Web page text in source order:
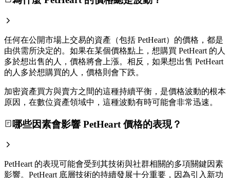
任何在公開市場上交易的資產（包括 PetHeart）的價格，都是
由供需所決定的。如果在某個價格點上，想購買 PetHeart 的人
多於想出售的人，價格將會上漲。相反，如果想出售 PetHeart
的人多於想購買的人，價格則會下跌。
加密資產買方與賣方之間的這種持續平衡，是價格波動的根本
原因，在數位資產領域中，這種波動有時可能會非常迅速。
哪些因素會影響 PetHeart 價格的表現？
PetHeart 的表現可能會受到其技術與社群相關的多項關鍵因素
影響。PetHeart 底層技術的持續發展十分重要，因為引入新功